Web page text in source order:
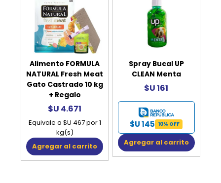
Alimento FORMULA
NATURAL Fresh Meat
Gato Castrado 10 kg
+ Regalo
$U 4.671
Equivale a $U 467 por 1
kg(s)
Agregar al carrito
Spray Bucal UP
CLEAN Menta
$U 161
$U 145 10% OFF
Agregar al carrito